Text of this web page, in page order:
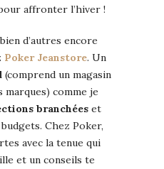
affronter l’hiver !
d’autres encore
Poker Jeanstore. Un
(comprend un magasin
comme je
branchées et
Chez Poker,
avec la tenue qui
et un conseils te